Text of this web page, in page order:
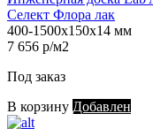
Селект Флора лак
400-1500х150х14 мм
7 656 р/м2
Под заказ
В корзину Добавлен